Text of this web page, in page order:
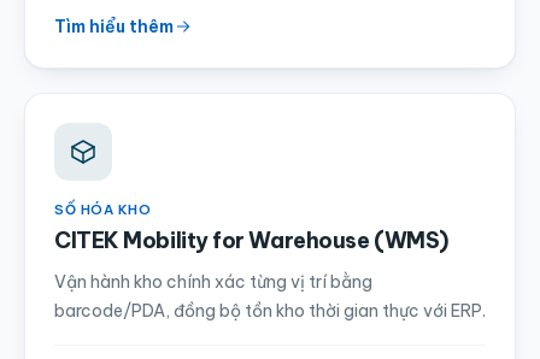
Tìm hiểu thêm
SỐ HÓA KHO
CITEK Mobility for Warehouse (WMS)
Vận hành kho chính xác từng vị trí bằng
barcode/PDA, đồng bộ tồn kho thời gian thực với ERP.